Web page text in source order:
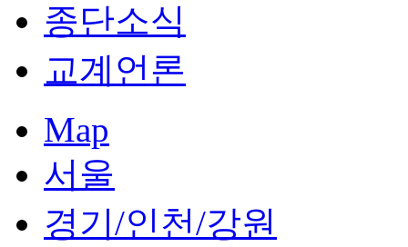
종단소식
교계언론
Map
서울
경기/인천/강원